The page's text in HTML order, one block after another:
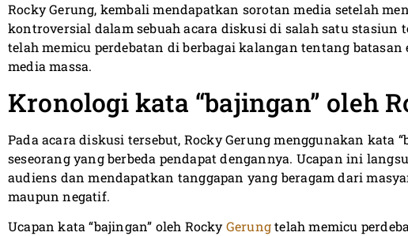
Rocky Gerung, kembali mendapatkan sorotan media setelah
kontroversial dalam sebuah acara diskusi di salah satu stasiun
telah memicu perdebatan di berbagai kalangan tentang
media massa.
Kronologi kata “bajingan” oleh
Pada acara diskusi tersebut, Rocky Gerung menggunakan kata
seseorang yang berbeda pendapat dengannya. Ucapan ini
audiens dan mendapatkan tanggapan yang beragam dari
maupun negatif.
Ucapan kata “bajingan” oleh Rocky Gerungtelah memicu